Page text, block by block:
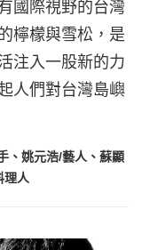
國際視野的台灣
檸檬與雪松，是
注入一股新的力
人們對台灣島嶼
、姚元浩/藝人、蘇顯
理人